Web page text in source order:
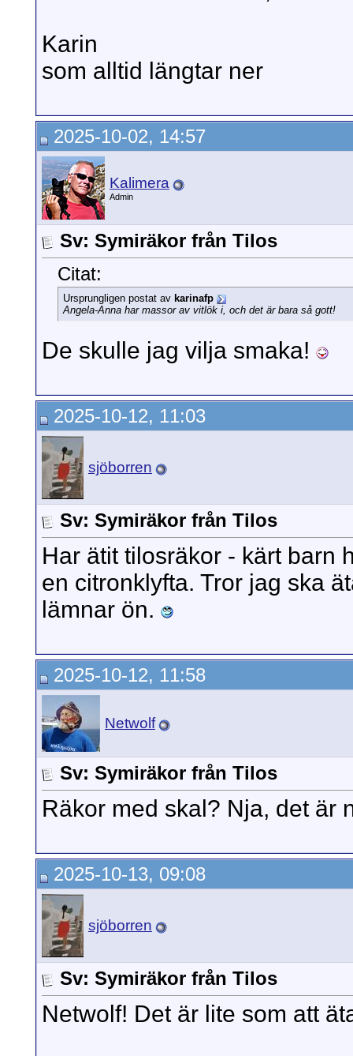
Karin
som alltid längtar ner
2025-10-02, 14:57
Kalimera
Admin
Sv: Symiräkor från Tilos
Citat:
Ursprungligen postat av karinafp
Angela-Anna har massor av vitlök i, och det är bara så gott!
De skulle jag vilja smaka!
2025-10-12, 11:03
sjöborren
Sv: Symiräkor från Tilos
Har ätit tilosräkor - kärt barn
en citronklyfta. Tror jag ska
lämnar ön.
2025-10-12, 11:58
Netwolf
Sv: Symiräkor från Tilos
Räkor med skal? Nja, det är
2025-10-13, 09:08
sjöborren
Sv: Symiräkor från Tilos
Netwolf! Det är lite som att